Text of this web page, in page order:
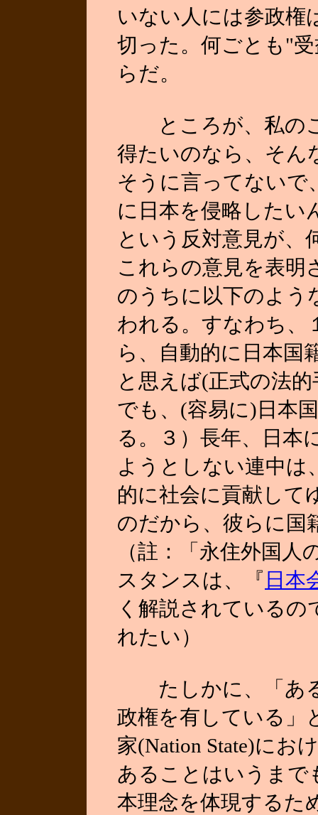
いない人には参政権
切った。何ごとも"
らだ。
ところが、私のこ
得たいのなら、そん
そうに言ってない
に日本を侵略したい
という反対意見が、
これらの意見を表明
のうちに以下のよう
われる。すなわち、
ら、自動的に日本国
と思えば(正式の法
でも、(容易に)日本
る。３）長年、日本
ようとしない連中は
的に社会に貢献して
のだから、彼らに国
（註：「永住外国
スタンスは、『 日本
く解説されているの
れたい）
たしかに、「ある
政権を有している」
家(Nation State)にお
あることはいうまで
本理念を体現するた